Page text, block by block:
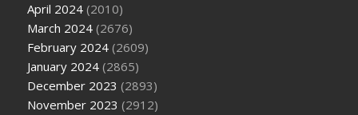
April 2024 (2010)
March 2024 (2676)
February 2024 (2609)
January 2024 (2865)
December 2023 (2893)
November 2023 (2912)